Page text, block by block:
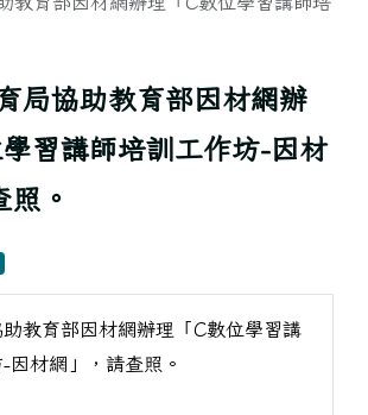
局協助教育部因材網辦
習講師培訓工作坊-因材
照。
教育部因材網辦理「C數位學習講
因材網」，請查照。